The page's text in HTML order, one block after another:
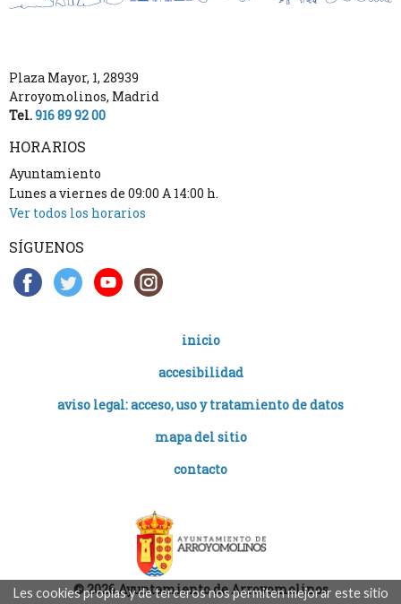
Les cookies propias y de terceros nos permiten mejorar este sitio
Plaza Mayor, 1, 28939
Arroyomolinos, Madrid
Tel.916 89 92 00
HORARIOS
Ayuntamiento
Lunes a viernes de 09:00 A 14:00 h.
Ver todos los horarios
SÍGUENOS
inicio
accesibilidad
aviso legal: acceso, uso y tratamiento de datos
mapa del sitio
contacto
© 2026 Ayuntamiento de Arroyomolinos